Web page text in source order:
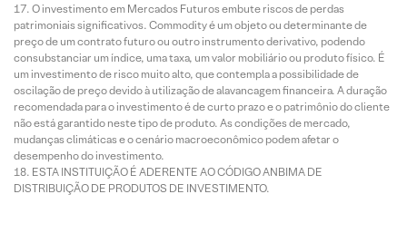
O investimento em Mercados Futuros embute riscos de perdas
patrimoniais significativos. Commodity é um objeto ou determinante de
preço de um contrato futuro ou outro instrumento derivativo, podendo
consubstanciar um índice, uma taxa, um valor mobiliário ou produto físico. É
um investimento de risco muito alto, que contempla a possibilidade de
oscilação de preço devido à utilização de alavancagem financeira. A duração
recomendada para o investimento é de curto prazo e o patrimônio do cliente
não está garantido neste tipo de produto. As condições de mercado,
mudanças climáticas e o cenário macroeconômico podem afetar o
desempenho do investimento.
ESTA INSTITUIÇÃO É ADERENTE AO CÓDIGO ANBIMA DE
DISTRIBUIÇÃO DE PRODUTOS DE INVESTIMENTO.